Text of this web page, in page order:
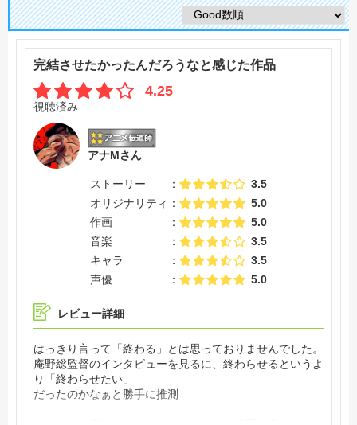
完結させたかったんだろうなと感じた作品
4.25
視聴済み
アナMさん
ストーリー
3.5
オリジナリティ
5.0
作画
5.0
音楽
3.5
キャラ
3.5
声優
5.0
レビュー詳細
はっきり言って「終わる」とは思っておりませんでした。
庵野総監督のインタビューを見るに、終わらせるというよ
り「終わらせたい」
だったのかなぁと勝手に推測